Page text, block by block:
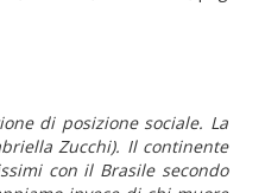
di posizione sociale. La
Zucchi). Il continente
con il Brasile secondo